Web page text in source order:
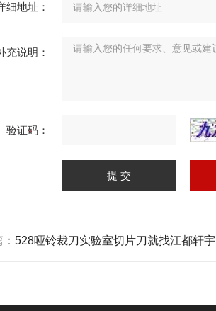
细地址：
充说明：
验证码：
528哑铃裁刀实验室切片刀就找江都轩宇